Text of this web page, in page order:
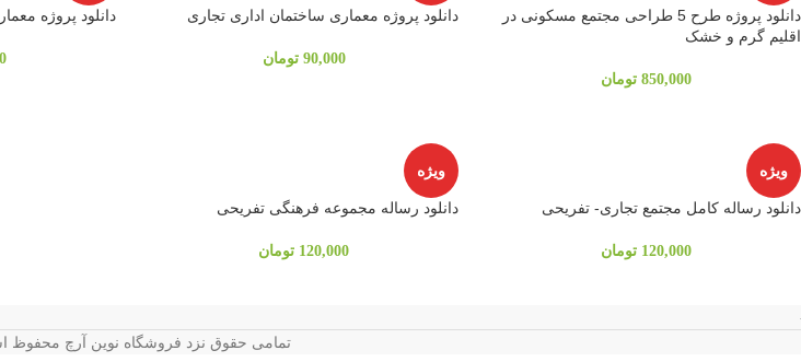
دانلود پروژه طرح 5 طراحی مجتمع مسکونی در
اقلیم گرم و خشک
850,000 تومان
دانلود پروژه معماری ساختمان اداری تجاری
90,000 تومان
دانلود پروژه
ویژه
دانلود رساله کامل مجتمع تجاری- تفریحی
120,000 تومان
ویژه
دانلود رساله مجموعه فرهنگی تفریحی
120,000 تومان
تمامی حقوق نزد فروشگاه نوین آرچ محفوظ